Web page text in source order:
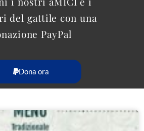
del gattile con una
PayPal
Dona ora